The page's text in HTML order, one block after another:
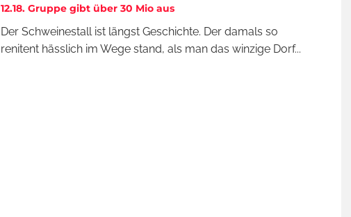
12.18. Gruppe gibt über 30 Mio aus
Der Schweinestall ist längst Geschichte. Der damals so
renitent hässlich im Wege stand, als man das winzige Dorf...